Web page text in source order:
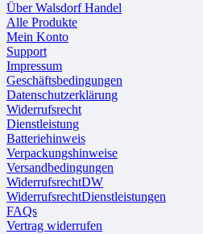
Über Walsdorf Handel
Alle Produkte
Mein Konto
Support
Impressum
Geschäftsbedingungen
Datenschutzerklärung
Widerrufsrecht
Dienstleistung
Batteriehinweis
Verpackungshinweise
Versandbedingungen
WiderrufsrechtDW
WiderrufsrechtDienstleistungen
FAQs
Vertrag widerrufen